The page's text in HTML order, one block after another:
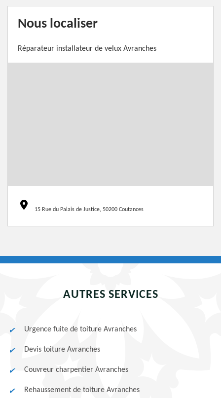
Nous localiser
Réparateur installateur de velux Avranches
15 Rue du Palais de Justice, 50200 Coutances
AUTRES SERVICES
Urgence fuite de toiture Avranches
Devis toiture Avranches
Couvreur charpentier Avranches
Rehaussement de toiture Avranches